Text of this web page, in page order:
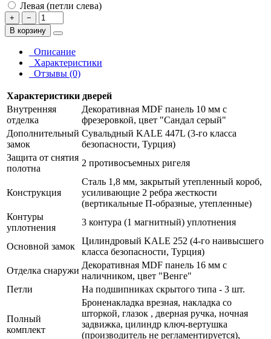
Левая (петли слева)
+
−
В корзину
Описание
Характеристики
Отзывы (0)
Характеристики дверей
Внутренняя
отделка
Декоративная MDF панель 10 мм с
фрезеровкой, цвет "Сандал серый"
Дополнительный
замок
Сувальдный KALE 447L (3-го класса
безопасности, Турция)
Защита от снятия
полотна
2 противосъемных ригеля
Конструкция
Сталь 1,8 мм, закрытый утепленный короб,
усиливающие 2 ребра жесткости
(вертикальные П-образные, утепленные)
Контуры
уплотнения
3 контура (1 магнитный) уплотнения
Основной замок
Цилиндровый KALE 252 (4-го наивысшего
класса безопасности, Турция)
Отделка снаружи
Декоративная MDF панель 16 мм с
наличником, цвет "Венге"
Петли
На подшипниках скрытого типа - 3 шт.
Полный
комплект
Броненакладка врезная, накладка со
шторкой, глазок , дверная ручка, ночная
задвижка, цилиндр ключ-вертушка
(производитель не регламентируется),